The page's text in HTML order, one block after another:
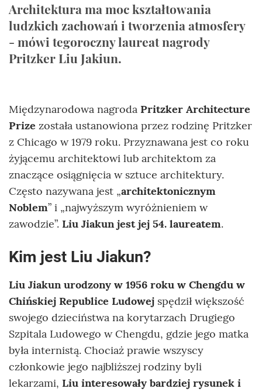
Architektura ma moc kształtowania
ludzkich zachowań i tworzenia atmosfery
- mówi tegoroczny laureat nagrody
Pritzker Liu Jakiun.
Międzynarodowa nagroda Pritzker Architecture
Prize została ustanowiona przez rodzinę Pritzker
z Chicago w 1979 roku. Przyznawana jest co roku
żyjącemu architektowi lub architektom za
znaczące osiągnięcia w sztuce architektury.
Często nazywana jest „architektonicznym
Noblem” i „najwyższym wyróżnieniem w
zawodzie”. Liu Jiakun jest jej 54. laureatem.
Kim jest Liu Jiakun?
Liu Jiakun urodzony w 1956 roku w Chengdu w
Chińskiej Republice Ludowej spędził większość
swojego dzieciństwa na korytarzach Drugiego
Szpitala Ludowego w Chengdu, gdzie jego matka
była internistą. Chociaż prawie wszyscy
członkowie jego najbliższej rodziny byli
lekarzami, Liu interesowały bardziej rysunek i